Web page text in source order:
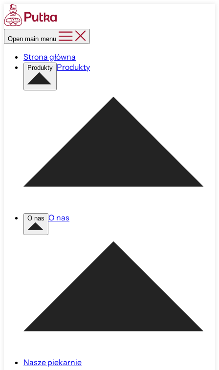
Open main menu
Strona główna
Produkty Produkty
O nas O nas
Nasze piekarnie